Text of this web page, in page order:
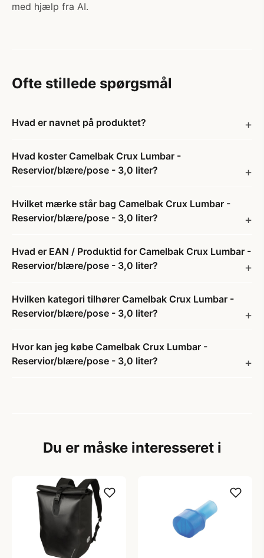
med hjælp fra AI.
Ofte stillede spørgsmål
Hvad er navnet på produktet?
Hvad koster Camelbak Crux Lumbar -
Reservior/blære/pose - 3,0 liter?
Hvilket mærke står bag Camelbak Crux Lumbar -
Reservior/blære/pose - 3,0 liter?
Hvad er EAN / Produktid for Camelbak Crux Lumbar -
Reservior/blære/pose - 3,0 liter?
Hvilken kategori tilhører Camelbak Crux Lumbar -
Reservior/blære/pose - 3,0 liter?
Hvor kan jeg købe Camelbak Crux Lumbar -
Reservior/blære/pose - 3,0 liter?
Du er måske interesseret i